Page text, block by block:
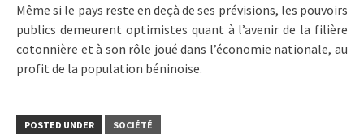
Même si le pays reste en deçà de ses prévisions, les pouvoirs
publics demeurent optimistes quant à l’avenir de la filière
cotonnière et à son rôle joué dans l’économie nationale, au
profit de la population béninoise.
POSTED UNDER
SOCIÉTÉ